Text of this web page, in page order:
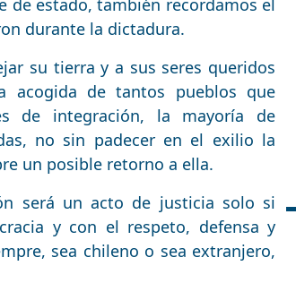
durante la dictadura.
su tierra y a sus seres queridos
acogida de tantos pueblos que
de integración, la mayoría de
no sin padecer en el exilio la
un posible retorno a ella.
será un acto de justicia solo si
y con el respeto, defensa y
sea chileno o sea extranjero,